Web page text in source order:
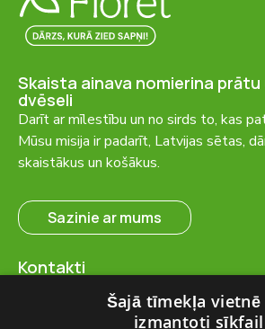
Skaista ainava nomierina
dvēseli
Darīt ar mīlestību un no sirds to, kas
Mūsu misija ir padarīt, Latvijas sētas,
skaistākus un košākus.
Sazinie ar mums
Kontakti
Ventspils nov., Ugāles pag.,
Šajā tīmekļa
izmantoti